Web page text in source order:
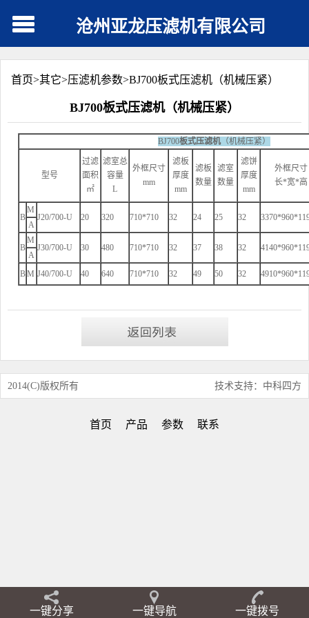
沧州亚龙压滤机有限公司
首页>其它>压滤机参数>BJ700板式压滤机（机械压紧）
BJ700板式压滤机（机械压紧）
BJ700板式压滤机（机械压紧）
型号
过滤
面积
㎡
滤室总
容量
L
外框尺寸
mm
滤板
厚度
mm
滤板
数量
滤室
数量
滤饼
厚度
mm
外框尺寸
长*宽*高
B
M
J20/700-U 20 320 710*710 32 24 25 32
A
B
M
J30/700-U 30 480 710*710 32 37 38 32
A
BM J40/700-U 40 640 710*710 32 49 50 32
2014(C)版权所有 技术支持：中科四方
首页 产品 参数 联系
一键分享 一键导航 一键拨号